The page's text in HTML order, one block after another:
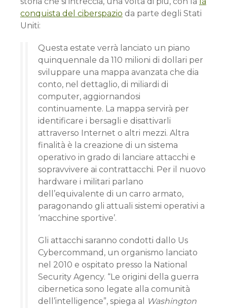
conquista del ciberspazio da parte degli Stati
Uniti:
Questa estate verrà lanciato un piano
quinquennale da 110 milioni di dollari per
sviluppare una mappa avanzata che dia
conto, nel dettaglio, di miliardi di
computer, aggiornandosi
continuamente. La mappa servirà per
identificare i bersagli e disattivarli
attraverso Internet o altri mezzi. Altra
finalità è la creazione di un sistema
operativo in grado di lanciare attacchi e
sopravvivere ai contrattacchi. Per il nuovo
hardware i militari parlano
dell’equivalente di un carro armato,
paragonando gli attuali sistemi operativi a
‘macchine sportive’.
Gli attacchi saranno condotti dallo Us
Cybercommand, un organismo lanciato
nel 2010 e ospitato presso la National
Security Agency. “Le origini della guerra
cibernetica sono legate alla comunità
dell’intelligence”, spiega al
Washington